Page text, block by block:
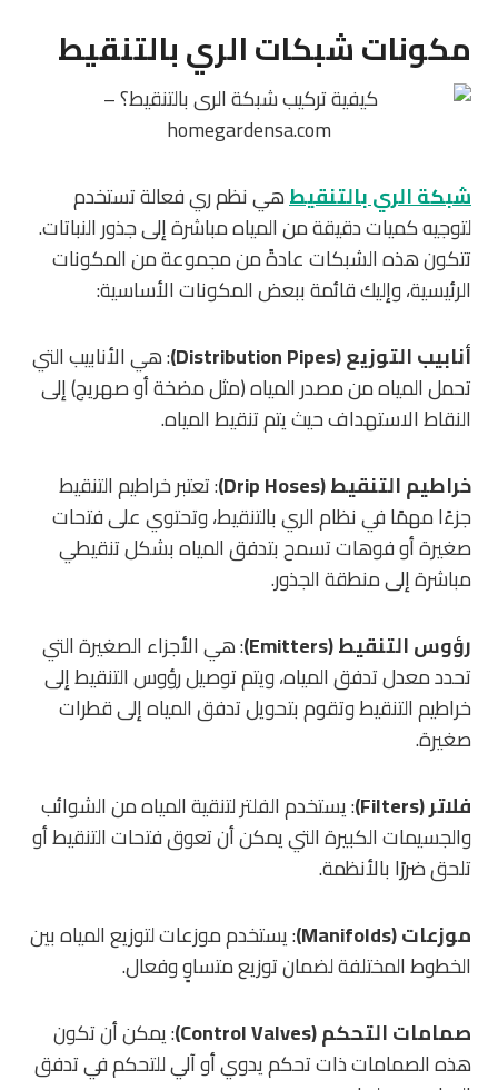
مكونات شبكات الري بالتنقيط
شبكة الري بالتنقيطهي نظم ري فعالة تستخدم
لتوجيه كميات دقيقة من المياه مباشرة إلى جذور النباتات.
تتكون هذه الشبكات عادةً من مجموعة من المكونات
الرئيسية، وإليك قائمة ببعض المكونات الأساسية:
أنابيب التوزيع (Distribution Pipes)
: هي الأنابيب التي
تحمل المياه من مصدر المياه (مثل مضخة أو صهريج) إلى
النقاط الاستهداف حيث يتم تنقيط المياه.
خراطيم التنقيط (Drip Hoses)
: تعتبر خراطيم التنقيط
جزءًا مهمًا في نظام الري بالتنقيط، وتحتوي على فتحات
صغيرة أو فوهات تسمح بتدفق المياه بشكل تنقيطي
مباشرة إلى منطقة الجذور.
رؤوس التنقيط (Emitters)
: هي الأجزاء الصغيرة التي
تحدد معدل تدفق المياه، ويتم توصيل رؤوس التنقيط إلى
خراطيم التنقيط وتقوم بتحويل تدفق المياه إلى قطرات
صغيرة.
فلاتر (Filters)
: يستخدم الفلتر لتنقية المياه من الشوائب
والجسيمات الكبيرة التي يمكن أن تعوق فتحات التنقيط أو
تلحق ضررًا بالأنظمة.
موزعات (Manifolds)
: يستخدم موزعات لتوزيع المياه بين
الخطوط المختلفة لضمان توزيع متساوٍ وفعال.
صمامات التحكم (Control Valves)
: يمكن أن تكون
هذه الصمامات ذات تحكم يدوي أو آلي للتحكم في تدفق